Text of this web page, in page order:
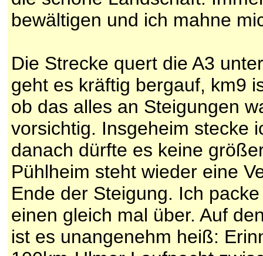
bewältigen und ich mahne
Die Strecke quert die A3
geht es kräftig bergauf, km9
ob das alles an Steigungen
vorsichtig. Insgeheim stecke
danach dürfte es keine
Pühlheim steht wieder eine
Ende der Steigung. Ich
einen gleich mal über. Auf
ist es unangenehm heiß: